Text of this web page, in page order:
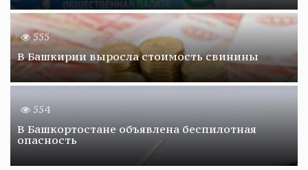
555
В Башкирии выросла стоимость свинины
554
В Башкортостане объявлена беспилотная
опасность